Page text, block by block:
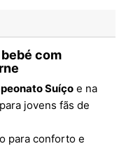
com
Suíço e na
jovens fãs de
para conforto e